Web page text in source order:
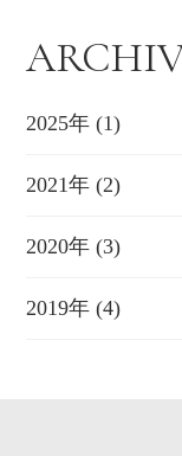
2025年 (1)
2021年 (2)
2020年 (3)
2019年 (4)